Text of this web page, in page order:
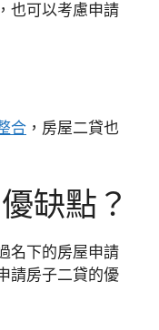
也可以考慮申請
合 ，房屋二貸也
缺點？
名下的房屋申請
請房子二貸的優